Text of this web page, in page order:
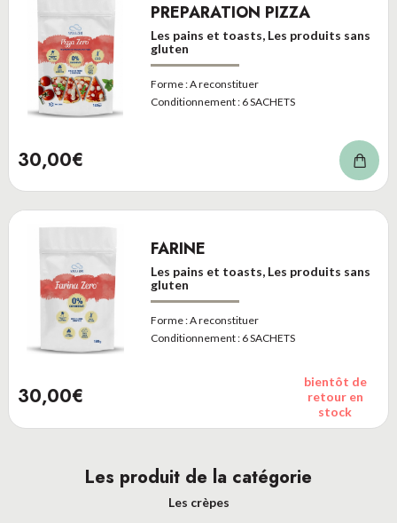
PREPARATION PIZZA
Les pains et toasts, Les produits sans
gluten
Forme :A reconstituer
Conditionnement : 6 SACHETS
30,00€
FARINE
Les pains et toasts, Les produits sans
gluten
Forme :A reconstituer
Conditionnement : 6 SACHETS
30,00€
bientôt de
retour en
stock
Les produit de la catégorie
Les crèpes